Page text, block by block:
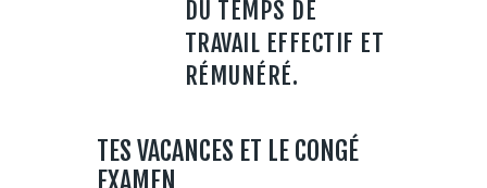
DU TEMPS DE
TRAVAIL EFFECTIF ET
RÉMUNÉRÉ.
TES VACANCES ET LE CONGÉ
EXAMEN